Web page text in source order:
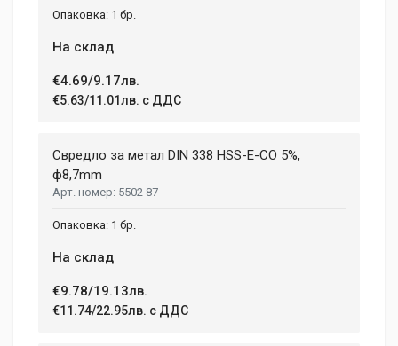
1 бр.
На склад
€4.69/9.17лв.
€5.63/11.01лв. с ДДС
Свредло за метал DIN 338 HSS-E-CO 5%,
ф8,7mm
5502 87
1 бр.
На склад
€9.78/19.13лв.
€11.74/22.95лв. с ДДС